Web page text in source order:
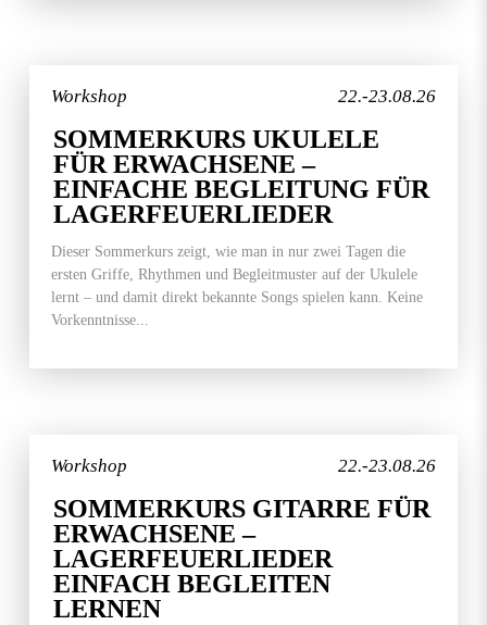
22.-23.08.26
Workshop
SOMMERKURS UKULELE
FÜR ERWACHSENE –
EINFACHE BEGLEITUNG FÜR
LAGERFEUERLIEDER
Dieser Sommerkurs zeigt, wie man in nur zwei Tagen die
ersten Griffe, Rhythmen und Begleitmuster auf der Ukulele
lernt – und damit direkt bekannte Songs spielen kann. Keine
Vorkenntnisse...
22.-23.08.26
Workshop
SOMMERKURS GITARRE FÜR
ERWACHSENE –
LAGERFEUERLIEDER
EINFACH BEGLEITEN
LERNEN